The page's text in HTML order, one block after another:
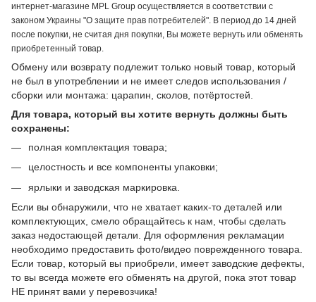
интернет-магазине MPL Group осуществляется в соответствии с
законом Украины "О защите прав потребителей". В период до 14 дней
после покупки, не считая дня покупки, Вы можете вернуть или обменять
приобретенный товар.
Обмену или возврату подлежит только новый товар, который
не был в употреблении и не имеет следов использования /
сборки или монтажа: царапин, сколов, потёртостей.
Для товара, который вы хотите вернуть должны быть
сохранены:
полная комплектация товара;
целостность и все компоненты упаковки;
ярлыки и заводская маркировка.
Если вы обнаружили, что не хватает каких-то деталей или
комплектующих, смело обращайтесь к нам, чтобы сделать
заказ недостающей детали. Для оформления рекламации
необходимо предоставить фото/видео поврежденного товара.
Если товар, который вы приобрели, имеет заводские дефекты,
то вы всегда можете его обменять на другой, пока этот товар
НЕ принят вами у перевозчика!